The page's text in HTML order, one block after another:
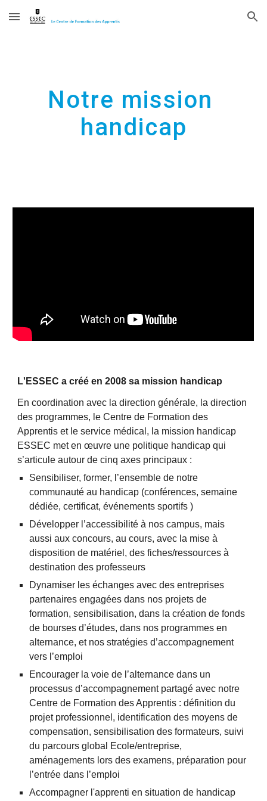
Skip to main content Skip to navigation
Notre mission
handicap
L'ESSEC a créé en 2008 sa mission handicap
En coordination avec la direction générale, la direction
des programmes, le Centre de Formation des
Apprentis et le service médical, la mission handicap
ESSEC met en œuvre une politique handicap qui
s’articule autour de cinq axes principaux :
Sensibiliser, former, l’ensemble de notre
communauté au handicap (conférences, semaine
dédiée, certificat, événements sportifs )
Développer l’accessibilité à nos campus, mais
aussi aux concours, au cours, avec la mise à
disposition de matériel, des fiches/ressources à
destination des professeurs
Dynamiser les échanges avec des entreprises
partenaires engagées dans nos projets de
formation, sensibilisation, dans la création de fonds
de bourses d’études, dans nos programmes en
alternance, et nos stratégies d’accompagnement
vers l’emploi
Encourager la voie de l’alternance dans un
processus d’accompagnement partagé avec notre
Centre de Formation des Apprentis : définition du
projet professionnel, identification des moyens de
compensation, sensibilisation des formateurs, suivi
du parcours global Ecole/entreprise,
aménagements lors des examens, préparation pour
l’entrée dans l’emploi
Accompagner l'apprenti en situation de handicap